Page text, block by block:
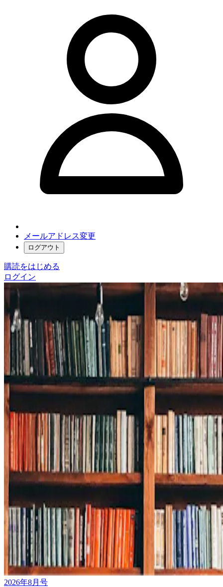
メールアドレス変更
ログアウト
購読をはじめる
ログイン
2026年8月号